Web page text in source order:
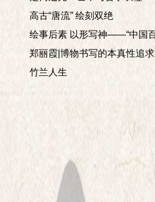
高古“唐流” 绘刻双绝
郑丽霞|博物书写的本真性追求
竹兰人生